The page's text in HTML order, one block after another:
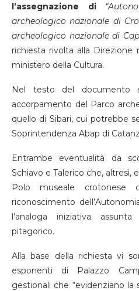
l’assegnazione di
archeologico nazionale di
archeologico nazionale di
richiesta rivolta alla
ministero della Cultura.
Nel testo del documento
accorpamento del Parco
quello di Sibari, cui potrebbe
Soprintendenza Abap di
Entrambe eventualità da
Schiavo e Talerico che, altresì,
Polo museale crotonese
riconoscimento
l’analoga iniziativa
pitagorico.
Alla base della richiesta vi
esponenti di Palazzo
gestionali che “evidenziano